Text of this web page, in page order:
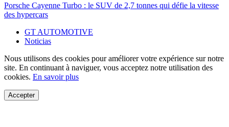
Porsche Cayenne Turbo : le SUV de 2,7 tonnes qui défie la vitesse
des hypercars
GT AUTOMOTIVE
Noticias
Nous utilisons des cookies pour améliorer votre expérience sur notre
site. En continuant à naviguer, vous acceptez notre utilisation des
cookies. En savoir plus
Accepter